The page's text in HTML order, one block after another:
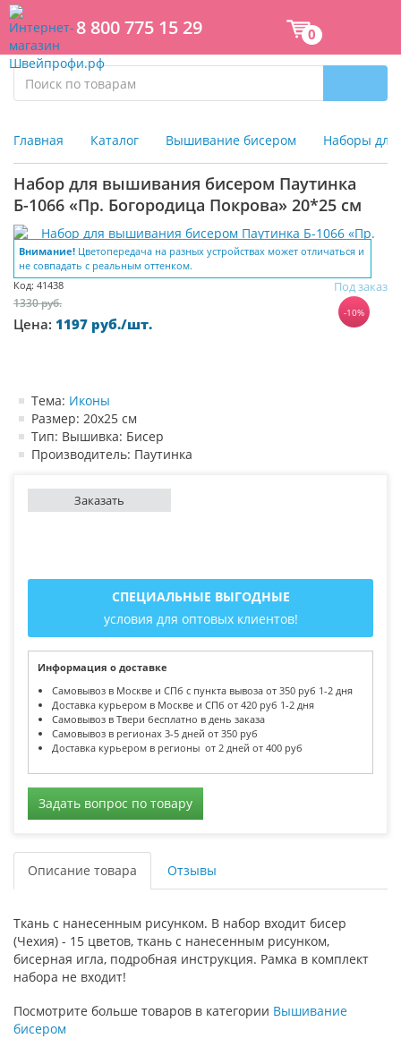
8 800 775 15 29 0
Главная Каталог Вышивание бисером Наборы
Набор для вышивания бисером Паутинка
Б-1066 «Пр. Богородица Покрова» 20*25 см
Внимание! Цветопередача на разных устройствах может отличаться и
не совпадать с реальным оттенком.
-10%
Под заказ
Код: 41438
1330 руб.
Цена: 1197 руб./шт.
Тема: Иконы
Размер: 20х25 см
Тип: Вышивка: Бисер
Производитель: Паутинка
Заказать
СПЕЦИАЛЬНЫЕ ВЫГОДНЫЕ
условия для оптовых клиентов!
Информация о доставке
Самовывоз в Москве и СПб с пункта вывоза от 350 руб 1-2 дня
Доставка курьером в Москве и СПб от 420 руб 1-2 дня
Самовывоз в Твери бесплатно в день заказа
Самовывоз в регионах 3-5 дней от 350 руб
Доставка курьером в регионы от 2 дней от 400 руб
Задать вопрос по товару
Описание товара Отзывы
Ткань с нанесенным рисунком. В набор входит бисер
(Чехия) - 15 цветов, ткань с нанесенным рисунком,
бисерная игла, подробная инструкция. Рамка в комплект
набора не входит!
Посмотрите больше товаров в категории Вышивание
бисером